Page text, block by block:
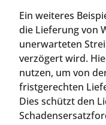
Ein weiteres
die Lieferung von
unerwarteten
verzögert wird.
nutzen, um von
fristgerechten
Dies schützt den